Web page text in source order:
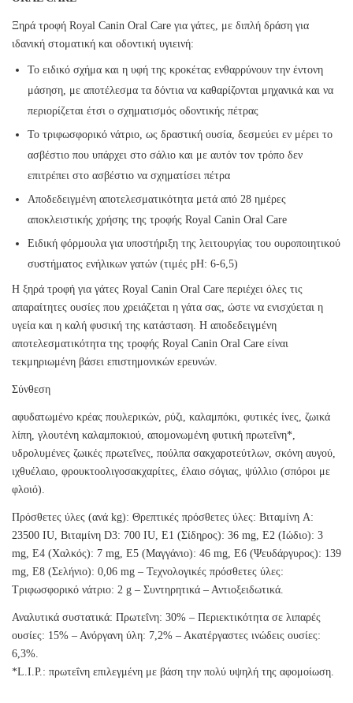
Ξηρά τροφή Royal Canin Oral Care για γάτες, με διπλή δράση για
ιδανική στοματική και οδοντική υγιεινή:
Το ειδικό σχήμα και η υφή της κροκέτας ενθαρρύνουν την έντονη
μάσηση, με αποτέλεσμα τα δόντια να καθαρίζονται μηχανικά και να
περιορίζεται έτσι ο σχηματισμός οδοντικής πέτρας
Το τριφωσφορικό νάτριο, ως δραστική ουσία, δεσμεύει εν μέρει το
ασβέστιο που υπάρχει στο σάλιο και με αυτόν τον τρόπο δεν
επιτρέπει στο ασβέστιο να σχηματίσει πέτρα
Αποδεδειγμένη αποτελεσματικότητα μετά από 28 ημέρες
αποκλειστικής χρήσης της τροφής Royal Canin Oral Care
Ειδική φόρμουλα για υποστήριξη της λειτουργίας του ουροποιητικού
συστήματος ενήλικων γατών (τιμές pH: 6-6,5)
Η ξηρά τροφή για γάτες Royal Canin Oral Care περιέχει όλες τις
απαραίτητες ουσίες που χρειάζεται η γάτα σας, ώστε να ενισχύεται η
υγεία και η καλή φυσική της κατάσταση. Η αποδεδειγμένη
αποτελεσματικότητα της τροφής Royal Canin Oral Care είναι
τεκμηριωμένη βάσει επιστημονικών ερευνών.
Σύνθεση
αφυδατωμένο κρέας πουλερικών, ρύζι, καλαμπόκι, φυτικές ίνες, ζωικά
λίπη, γλουτένη καλαμποκιού, απομονωμένη φυτική πρωτεΐνη*,
υδρολυμένες ζωικές πρωτεΐνες, πούλπα σακχαροτεύτλων, σκόνη αυγού,
ιχθυέλαιο, φρουκτοολιγοσακχαρίτες, έλαιο σόγιας, ψύλλιο (σπόροι με
φλοιό).
Πρόσθετες ύλες (ανά kg): Θρεπτικές πρόσθετες ύλες: Βιταμίνη A:
23500 IU, Βιταμίνη D3: 700 IU, E1 (Σίδηρος): 36 mg, E2 (Ιώδιο): 3
mg, E4 (Χαλκός): 7 mg, E5 (Μαγγάνιο): 46 mg, E6 (Ψευδάργυρος): 139
mg, E8 (Σελήνιο): 0,06 mg – Τεχνολογικές πρόσθετες ύλες:
Τριφωσφορικό νάτριο: 2 g – Συντηρητικά – Αντιοξειδωτικά.
Αναλυτικά συστατικά: Πρωτεΐνη: 30% – Περιεκτικότητα σε λιπαρές
ουσίες: 15% – Ανόργανη ύλη: 7,2% – Ακατέργαστες ινώδεις ουσίες:
6,3%.
*L.I.P.: πρωτεΐνη επιλεγμένη με βάση την πολύ υψηλή της αφομοίωση.